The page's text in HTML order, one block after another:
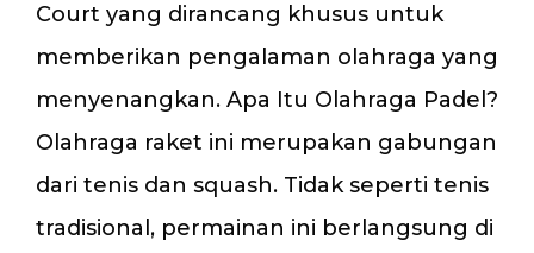
Court yang dirancang khusus untuk
memberikan pengalaman olahraga yang
menyenangkan. Apa Itu Olahraga Padel?
Olahraga raket ini merupakan gabungan
dari tenis dan squash. Tidak seperti tenis
tradisional, permainan ini berlangsung di